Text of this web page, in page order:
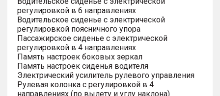
регулировкой в 6 направлениях
Водительское сиденье с электрической
регулировкой поясничного упора
Пассажирское сиденье с электрической
регулировкой в 4 направлениях
Память настроек боковых зеркал
Память настроек сиденья водителя
Электрический усилитель рулевого управления
Рулевая колонка с регулировкой в 4
направлениях (по вылету и углу наклона)